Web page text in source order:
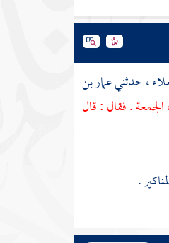
، حدثنيعمار بن
الجمعة . فقال : قال
.